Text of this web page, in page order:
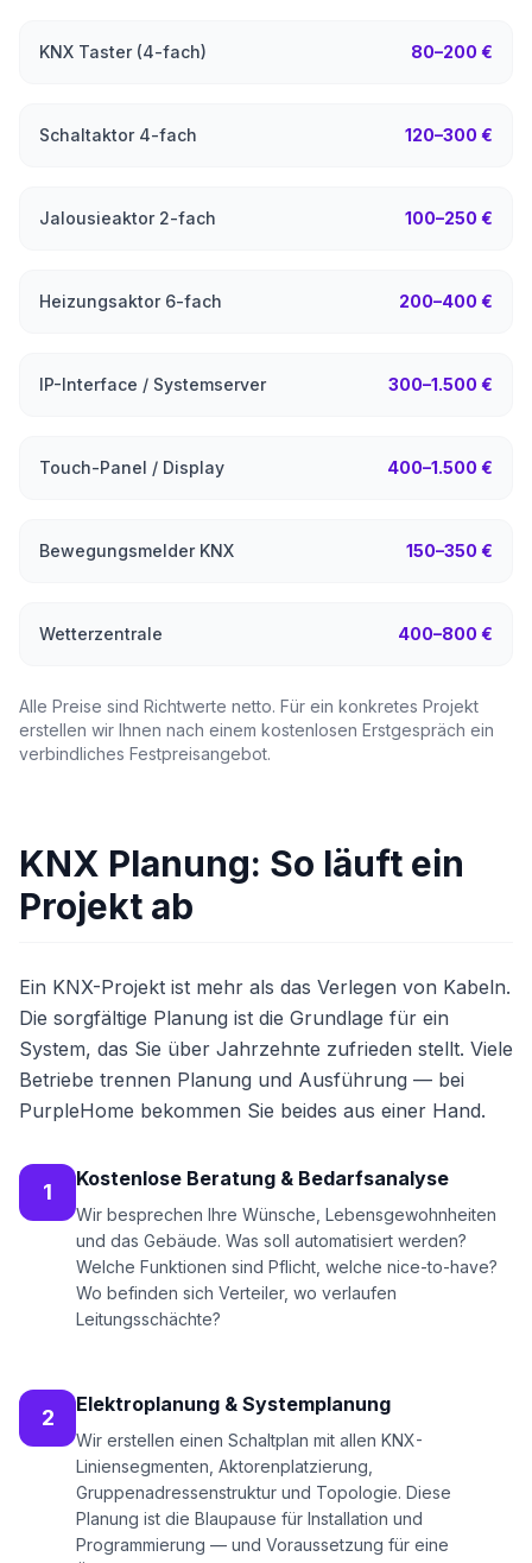
KNX Taster (4-fach) 80–200 €
Schaltaktor 4-fach 120–300 €
Jalousieaktor 2-fach 100–250 €
Heizungsaktor 6-fach 200–400 €
IP-Interface / Systemserver 300–1.500 €
Touch-Panel / Display 400–1.500 €
Bewegungsmelder KNX 150–350 €
Wetterzentrale 400–800 €
Alle Preise sind Richtwerte netto. Für ein konkretes Projekt
erstellen wir Ihnen nach einem kostenlosen Erstgespräch ein
verbindliches Festpreisangebot.
KNX Planung: So läuft ein
Projekt ab
Ein KNX-Projekt ist mehr als das Verlegen von Kabeln.
Die sorgfältige Planung ist die Grundlage für ein
System, das Sie über Jahrzehnte zufrieden stellt. Viele
Betriebe trennen Planung und Ausführung — bei
PurpleHome bekommen Sie beides aus einer Hand.
1
Kostenlose Beratung & Bedarfsanalyse
Wir besprechen Ihre Wünsche, Lebensgewohnheiten
und das Gebäude. Was soll automatisiert werden?
Welche Funktionen sind Pflicht, welche nice-to-have?
Wo befinden sich Verteiler, wo verlaufen
Leitungsschächte?
2
Elektroplanung & Systemplanung
Wir erstellen einen Schaltplan mit allen KNX-
Liniensegmenten, Aktorenplatzierung,
Gruppenadressenstruktur und Topologie. Diese
Planung ist die Blaupause für Installation und
Programmierung — und Voraussetzung für eine